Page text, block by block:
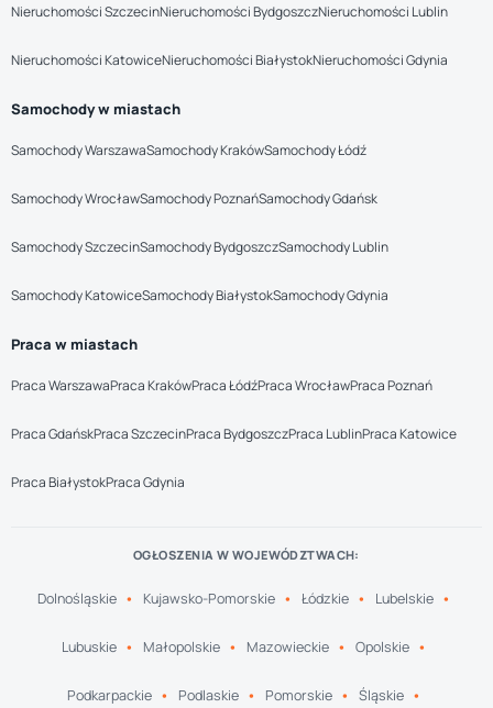
Nieruchomości SzczecinNieruchomości BydgoszczNieruchomości Lublin
Nieruchomości KatowiceNieruchomości BiałystokNieruchomości Gdynia
Samochody w miastach
Samochody WarszawaSamochody KrakówSamochody Łódź
Samochody WrocławSamochody PoznańSamochody Gdańsk
Samochody SzczecinSamochody BydgoszczSamochody Lublin
Samochody KatowiceSamochody BiałystokSamochody Gdynia
Praca w miastach
Praca WarszawaPraca KrakówPraca ŁódźPraca WrocławPraca Poznań
Praca GdańskPraca SzczecinPraca BydgoszczPraca LublinPraca Katowice
Praca BiałystokPraca Gdynia
OGŁOSZENIA W WOJEWÓDZTWACH:
Dolnośląskie Kujawsko-Pomorskie Łódzkie Lubelskie
Lubuskie Małopolskie Mazowieckie Opolskie
Podkarpackie Podlaskie Pomorskie Śląskie